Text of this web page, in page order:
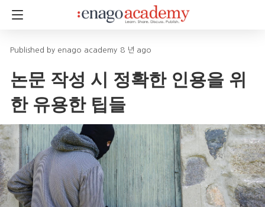
enago academy 8 년 ago
논문 작성 시 정확한 인용을 위
한 유용한 팁들